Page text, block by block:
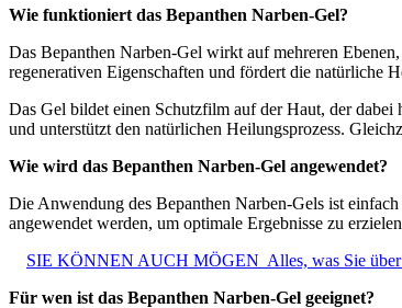
Wie funktioniert das Bepanthen Narben-Gel?
Das Bepanthen Narben-Gel wirkt auf mehreren
regenerativen Eigenschaften und fördert die natürliche
Das Gel bildet einen Schutzfilm auf der Haut, der
und unterstützt den natürlichen Heilungsprozess.
Wie wird das Bepanthen Narben-Gel angewendet?
Die Anwendung des Bepanthen Narben-Gels ist
angewendet werden, um optimale Ergebnisse zu
SIE KÖNNEN AUCH MÖGEN Alles, was Sie
Für wen ist das Bepanthen Narben-Gel geeignet?